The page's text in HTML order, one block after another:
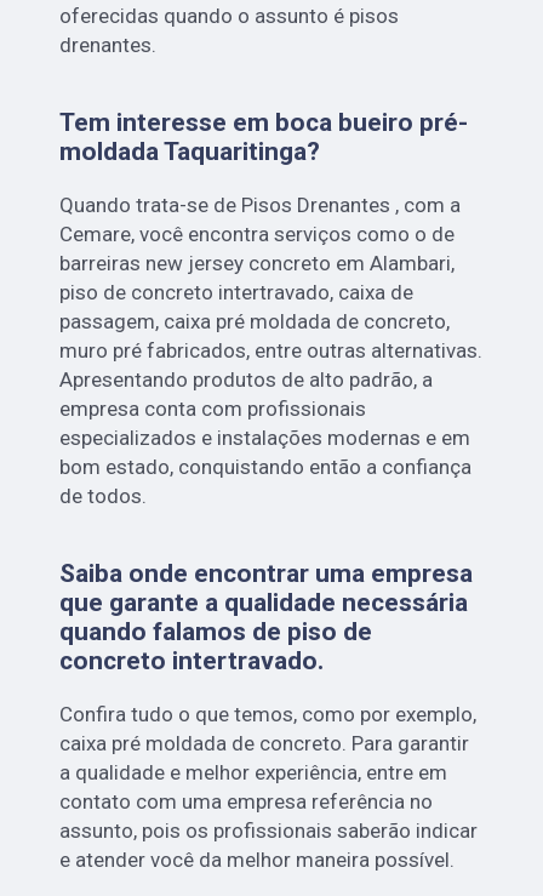
oferecidas quando o assunto é pisos
drenantes.
Tem interesse em boca bueiro pré-
moldada Taquaritinga?
Quando trata-se de Pisos Drenantes , com a
Cemare, você encontra serviços como o de
barreiras new jersey concreto em Alambari,
piso de concreto intertravado, caixa de
passagem, caixa pré moldada de concreto,
muro pré fabricados, entre outras alternativas.
Apresentando produtos de alto padrão, a
empresa conta com profissionais
especializados e instalações modernas e em
bom estado, conquistando então a confiança
de todos.
Saiba onde encontrar uma empresa
que garante a qualidade necessária
quando falamos de piso de
concreto intertravado.
Confira tudo o que temos, como por exemplo,
caixa pré moldada de concreto. Para garantir
a qualidade e melhor experiência, entre em
contato com uma empresa referência no
assunto, pois os profissionais saberão indicar
e atender você da melhor maneira possível.